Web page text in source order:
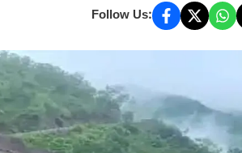
Follow Us: